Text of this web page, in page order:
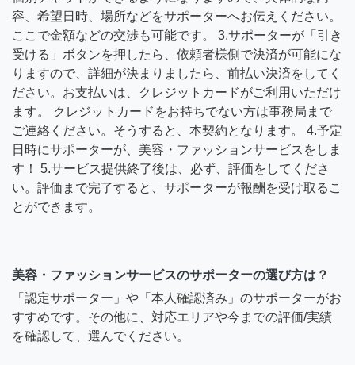
容、希望日時、場所などをサポーターへお伝えください。
ここで金額などの交渉も可能です。 3.サポーターが「引き
受ける」ボタンを押したら、依頼者様側で決済が可能にな
りますので、詳細が決まりましたら、前払い決済をしてく
ださい。お支払いは、クレジットカードがご利用いただけ
ます。 クレジットカードをお持ちでない方は事務局まで
ご連絡ください。そうすると、本契約となります。 4.予定
日時にサポーターが、美容・ファッションサービスをしま
す！ 5.サービス提供終了後は、必ず、評価をしてくださ
い。評価まで完了すると、サポーターが報酬を受け取るこ
とができます。
美容・ファッションサービスのサポーターの選び方は？
「認定サポーター」や「本人確認済み」のサポーターがお
すすめです。その他に、対応エリアや今までの評価/実績
を確認して、選んでください。